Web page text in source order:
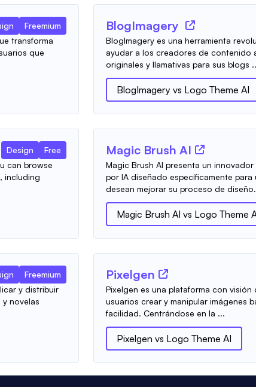
Freemium
transforma
que
BlogImagery
BlogImagery es una herramienta
ayudar a los creadores de contenido
originales y llamativas para sus blogs
BlogImagery vs Logo Theme AI
Design
Free
can browse
including
Magic Brush AI
Magic Brush AI presenta un
por IA diseñado específicamente para
desean mejorar su proceso de
Magic Brush AI vs Logo Theme
Freemium
y distribuir
novelas
Pixelgen
Pixelgen es una plataforma con
usuarios crear y manipular imágenes
facilidad. Centrándose en la ...
Pixelgen vs Logo Theme AI